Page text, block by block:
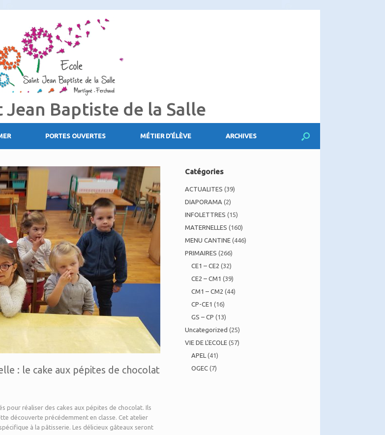
Jean Baptiste de la Salle
PORTES OUVERTES MÉTIER D’ÉLÈVE ARCHIVES
: le cake aux pépites de chocolat
pour réaliser des cakes aux pépites de chocolat. Ils
découverte précédemment en classe. Cet atelier
à la pâtisserie. Les délicieux gâteaux seront
Catégories
ACTUALITES (39)
DIAPORAMA (2)
INFOLETTRES (15)
MATERNELLES (160)
MENU CANTINE (446)
PRIMAIRES (266)
CE1 – CE2 (32)
CE2 – CM1 (39)
CM1 – CM2 (44)
CP-CE1 (16)
GS – CP (13)
Uncategorized (25)
VIE DE L'ECOLE (57)
APEL (41)
OGEC (7)